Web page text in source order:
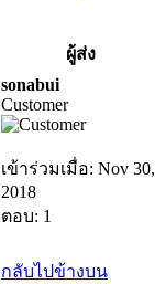
ผู้ส่ง
sonabui
Customer
เข้าร่วมเมื่อ: Nov 30,
2018
ตอบ: 1
กลับไปข้างบน